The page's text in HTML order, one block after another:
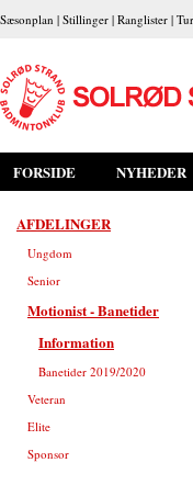
Sæsonplan | Stillinger | Ranglister |
FORSIDE NYHEDER
AFDELINGER
Ungdom
Senior
Motionist - Banetider
Information
Banetider 2019/2020
Veteran
Elite
Sponsor